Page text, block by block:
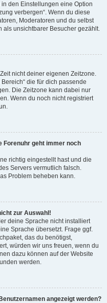
den Einstellungen eine Option
verbergen“. Wenn du diese
Moderatoren und du selbst
als unsichtbarer Besucher gezählt.
nicht deiner eigenen Zeitzone.
die für dich passende
Die Zeitzone kann dabei nur
Wenn du noch nicht registriert
Forenuhr geht immer noch
richtig eingestellt hast und die
Servers vermutlich falsch.
Problem beheben kann.
zur Auswahl!
deine Sprache nicht installiert
Sprache übersetzt. Frage ggf.
das du benötigst,
würden wir uns freuen, wenn du
dazu können auf der Website
werden.
angezeigt werden?